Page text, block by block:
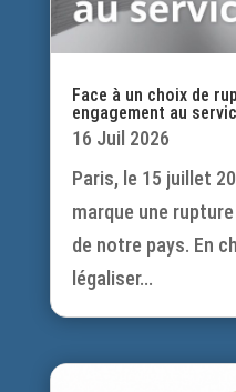
Face à un choix de
engagement au
16 Juil 2026
Paris, le 15 juillet
marque une
de notre pays. En
légaliser...